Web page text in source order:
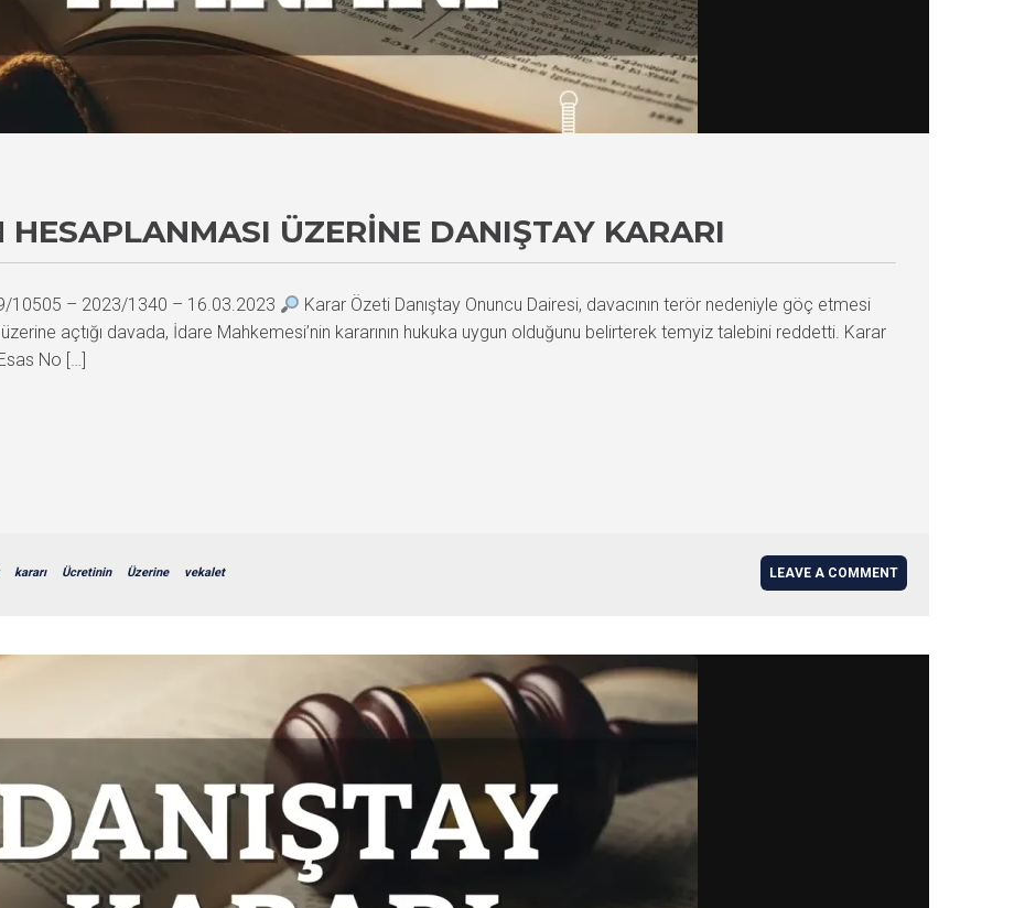
ÜZERINE DANIŞTAY KARARI
10505 – 2023/1340 – 16.03.2023
Karar Özeti Danıştay Onuncu Dairesi, davacının terör nedeniyle göç etmesi
açtığı davada, İdare Mahkemesi’nin kararının hukuka uygun olduğunu belirterek temyiz talebini reddetti. Karar
No […]
kararı Ücretinin Üzerine vekalet LEAVE A COMMENT